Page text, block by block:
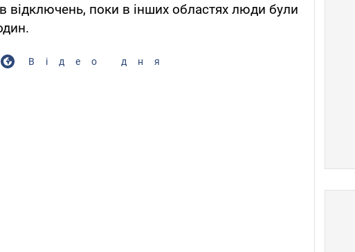
відключень, поки в інших областях люди були
Відео дня